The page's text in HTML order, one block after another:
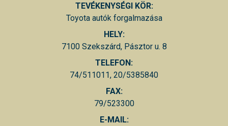
TEVÉKENYSÉGI KÖR:
Toyota autók forgalmazása
HELY:
7100 Szekszárd, Pásztor u. 8
TELEFON:
74/511011, 20/5385840
FAX:
79/523300
E-MAIL: